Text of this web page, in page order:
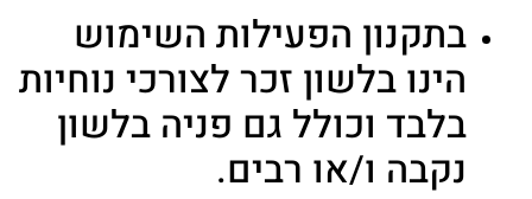
בתקנון הפעילות השימוש
הינו בלשון זכר לצורכי נוחיות
בלבד וכולל גם פניה בלשון
נקבה ו/או רבים.